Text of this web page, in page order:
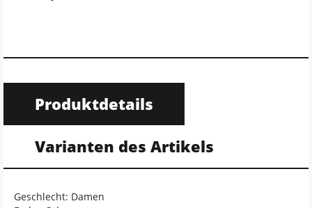
Produktdetails
Varianten des Artikels
Geschlecht: Damen